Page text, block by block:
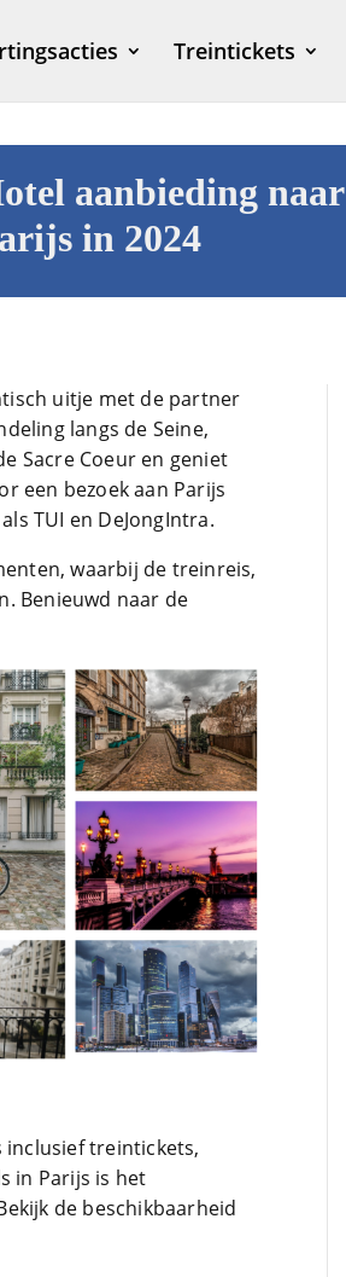
Treintickets
aanbieding naar
in 2024
uitje met de partner
langs de Seine,
Sacre Coeur en geniet
een bezoek aan Parijs
TUI en DeJongIntra.
waarbij de treinreis,
Benieuwd naar de
inclusief treintickets,
in Parijs is het
de beschikbaarheid